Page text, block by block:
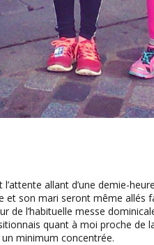
allant d’une demie-
et son mari seront même allés
l’habituelle messe
quant à moi proche de
minimum concentrée.